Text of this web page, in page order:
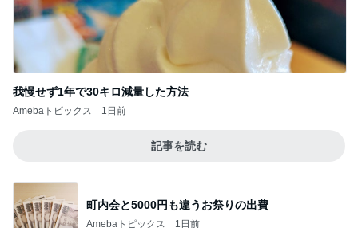
我慢せず1年で30キロ減量した方法
Amebaトピックス 1日前
記事を読む
町内会と5000円も違うお祭りの出費
Amebaトピックス 1日前